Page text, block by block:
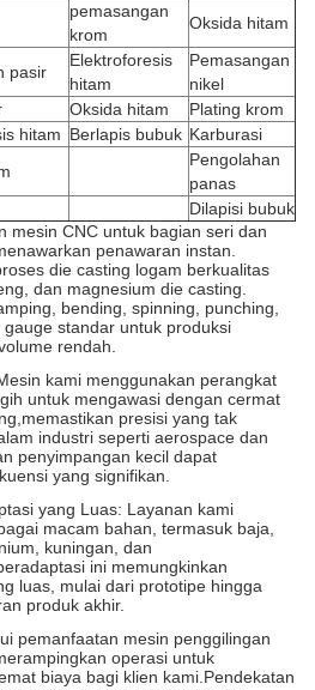
pemasangan
krom
Oksida hitam
pasir
Elektroforesis
hitam
Pemasangan
nikel
Oksida hitam
Plating krom
hitam Berlapis bubuk Karburasi
Pengolahan
panas
Dilapisi bubuk
mesin CNC untuk bagian seri dan
penawaran instan.
die casting logam berkualitas
dan magnesium die casting.
bending, spinning, punching,
standar untuk produksi
rendah.
kami menggunakan perangkat
untuk mengawasi dengan cermat
presisi yang tak
industri seperti aerospace dan
penyimpangan kecil dapat
yang signifikan.
yang Luas: Layanan kami
macam bahan, termasuk baja,
kuningan, dan
ini memungkinkan
luas, mulai dari prototipe hingga
produk akhir.
pemanfaatan mesin penggilingan
operasi untuk
biaya bagi klien kami.Pendekatan